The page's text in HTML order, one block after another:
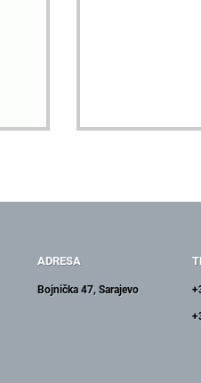
ADRESA
Bojnička 47, Sarajevo